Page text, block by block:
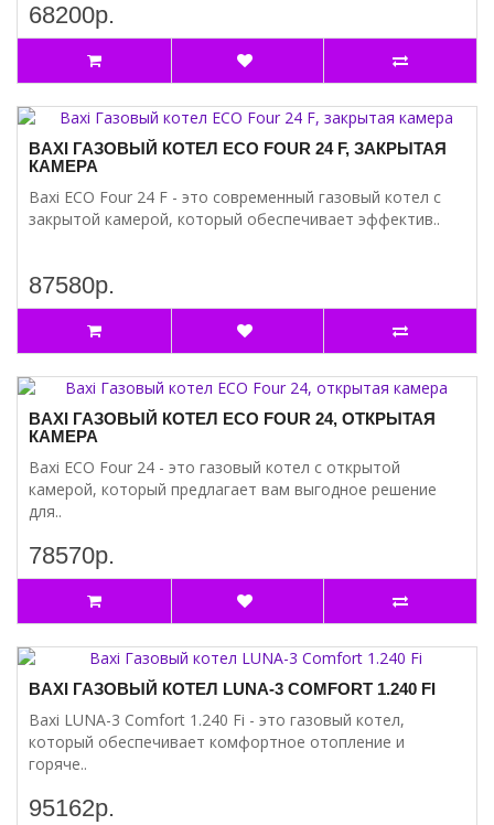
68200р.
BAXI ГАЗОВЫЙ КОТЕЛ ECO FOUR 24 F, ЗАКРЫТАЯ
КАМЕРА
Baxi ECO Four 24 F - это современный газовый котел с
закрытой камерой, который обеспечивает эффектив..
87580р.
BAXI ГАЗОВЫЙ КОТЕЛ ECO FOUR 24, ОТКРЫТАЯ
КАМЕРА
Baxi ECO Four 24 - это газовый котел с открытой
камерой, который предлагает вам выгодное решение
для..
78570р.
BAXI ГАЗОВЫЙ КОТЕЛ LUNA-3 COMFORT 1.240 FI
Baxi LUNA-3 Comfort 1.240 Fi - это газовый котел,
который обеспечивает комфортное отопление и
горяче..
95162р.